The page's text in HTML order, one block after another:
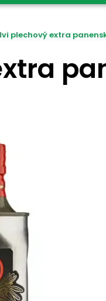
plechový extra